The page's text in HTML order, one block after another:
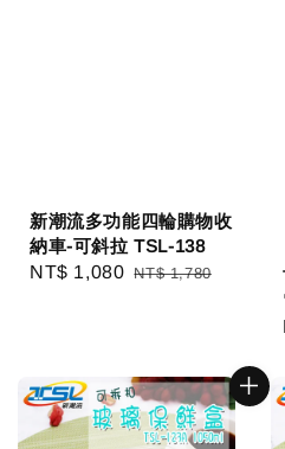
新潮流多功能四輪購物收
納車-可斜拉 TSL-138
Sale
NT$ 1,080 Regular
NT$ 1,780